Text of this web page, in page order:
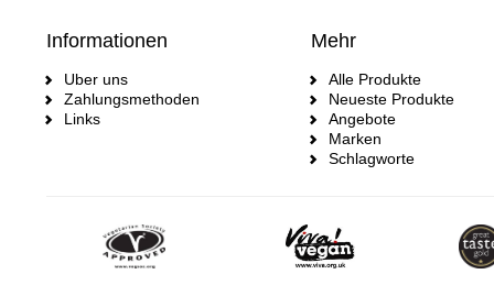
Informationen
Uber uns
Zahlungsmethoden
Links
Mehr
Alle Produkte
Neueste Produkte
Angebote
Marken
Schlagworte